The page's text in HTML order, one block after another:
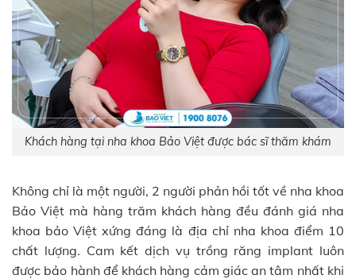
Khách hàng tại nha khoa Bảo Việt được bác sĩ thăm khám
Không chỉ là một người, 2 người phản hồi tốt về nha khoa
Bảo Việt mà hàng trăm khách hàng đều đánh giá nha
khoa bảo Việt xứng đáng là địa chỉ nha khoa điểm 10
chất lượng. Cam kết dịch vụ trồng răng implant luôn
được bảo hành để khách hàng cảm giác an tâm nhất khi